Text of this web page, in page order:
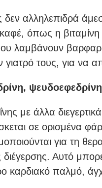
αλληλεπιδρά
όπως η
λαμβάνουν
τους, για να
με άλλα
σε ορισμένα
για τη
διέγερσης. Αυτό
καρδιακό παλμό,